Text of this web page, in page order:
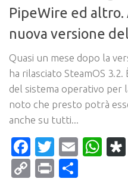
PipeWire ed
nuova versione
Quasi un mese dopo la
ha rilasciato SteamOS
del sistema operativo per
noto che presto potrà
anche su tutti...
Facebook
Twitter
Email
CopyPrint